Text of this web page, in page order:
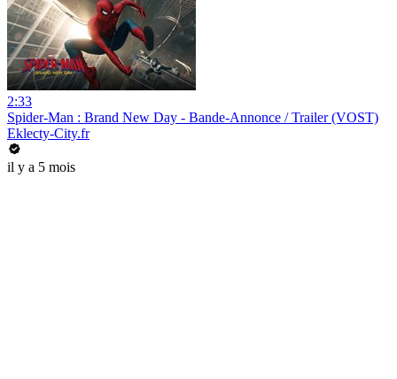
2:33
Spider-Man : Brand New Day - Bande-Annonce / Trailer (VOST)
Eklecty-City.fr
il y a 5 mois